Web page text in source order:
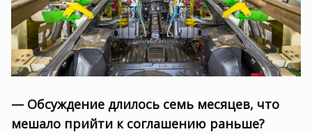
— Обсуждение длилось семь месяцев, что
мешало прийти к соглашению раньше?